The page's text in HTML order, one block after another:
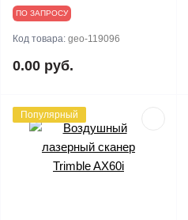
ПО ЗАПРОСУ
Код товара: geo-119096
0.00 руб.
Популярный